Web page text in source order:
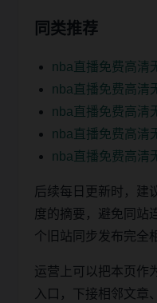
同类推荐
nba直播免费高清
nba直播免费高清
nba直播免费高清
nba直播免费高清
nba直播免费高清
后续每日更新时，建
度的摘要，避免同站
个旧站同步发布完全
运营上可以把本页作
入口，下接相邻文章